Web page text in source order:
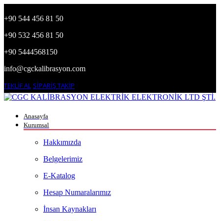
+90 544 456 81 50
+90 532 456 81 50
+90 5444568150
info@cgckalibrasyon.com
TEKLİF AL SİPARİŞ TAKİP
Anasayfa
Kurumsal
Hakkımızda
Belgelerimiz
E-Katalog
Hesap Numaralarımız
İnsan Kaynakları